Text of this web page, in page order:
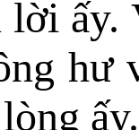
lời
hư
ấy.